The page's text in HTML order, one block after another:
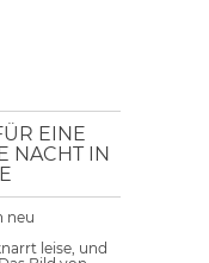
EINE
IN E
neu
leise, und